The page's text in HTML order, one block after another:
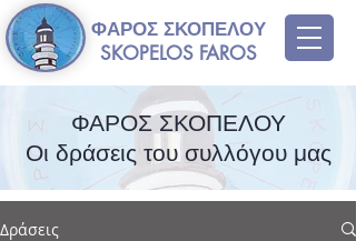
ΦΑΡΟΣ ΣΚΟΠΕΛΟΥ
SKOPELOS FAROS
ΦΑΡΟΣ ΣΚΟΠΕΛΟΥ
Οι δράσεις του συλλόγου μας
Δράσεις